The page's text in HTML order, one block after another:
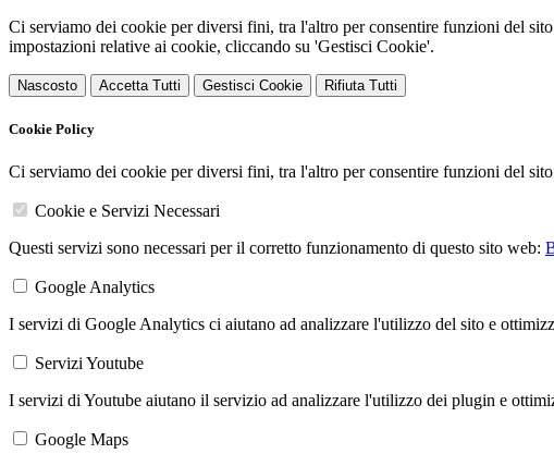
Ci serviamo dei cookie per diversi fini, tra l'altro per consentire funzioni del
impostazioni relative ai cookie, cliccando su 'Gestisci Cookie'.
Nascosto Accetta Tutti Gestisci Cookie Rifiuta Tutti
Cookie Policy
Ci serviamo dei cookie per diversi fini, tra l'altro per consentire funzioni del
Cookie e Servizi Necessari
Questi servizi sono necessari per il corretto funzionamento di questo sito web:
Google Analytics
I servizi di Google Analytics ci aiutano ad analizzare l'utilizzo del sito e
Servizi Youtube
I servizi di Youtube aiutano il servizio ad analizzare l'utilizzo dei plugin e
Google Maps